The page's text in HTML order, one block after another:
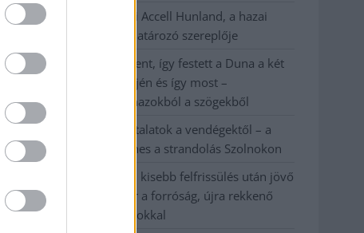
Csődbe ment a tószegi Accell Hunland, a hazai
kerékpárgyártás meghatározó szereplője
Egyszer fent, egyszer lent, így festett a Duna a két
évvel ezelőtti árvíz idején és így most –
fotógyűjtemény ugyanazokból a szögekből
Ilyenek eddig a tapasztalatok a vendégektől – a
hőhullám miatt ingyenes a strandolás Szolnokon
Nem biztató: a hétvégi kisebb felfrissülés után jövő
héten megint visszatér a forróság, újra rekkenő
hőség jön, akár 38 fokokkal